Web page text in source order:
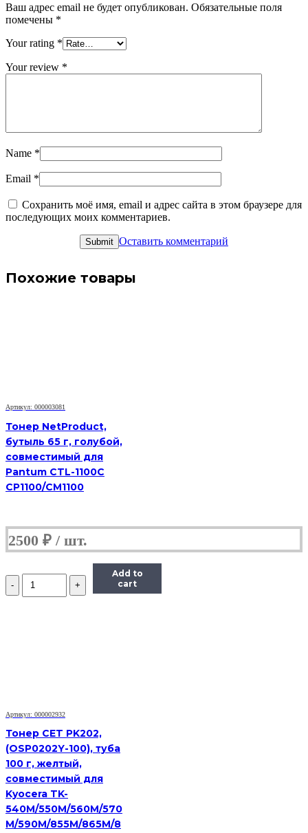
Ваш адрес email не будет опубликован. Обязательные поля
помечены *
Your rating *
Your review *
Name *
Email *
Сохранить моё имя, email и адрес сайта в этом браузере для
последующих моих комментариев.
Оставить комментарий
Похожие товары
Артикул: 000003081
Тонер NetProduct,
бутыль 65 г, голубой,
совместимый для
Pantum CTL-1100C
CP1100/CM1100
2500 ₽
Количество
Тонер
кг.
флакон
Add to
cart
Артикул: 000002932
Тонер CET PK202,
(OSP0202Y-100), туба
100 г, желтый,
совместимый для
Kyocera TK-
540M/550M/560M/570
M/590M/855M/865M/8